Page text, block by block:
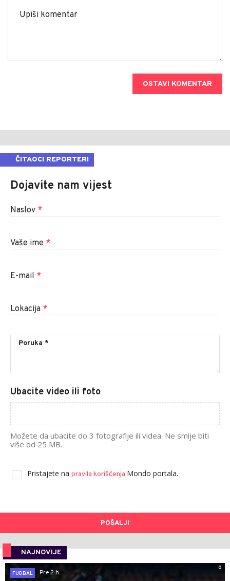
OSTAVI KOMENTAR
ČITAOCI REPORTERI
Dojavite nam vijest
Naslov *
Vaše ime *
E-mail *
Lokacija *
Ubacite video ili foto
Možete da ubacite do 3 fotografije ili videa. Ne smije biti
više od 25 MB.
Pristajete na pravila korišćenja Mondo portala.
POŠALJI
NAJNOVIJE
0
FUDBAL
Pre 2 h